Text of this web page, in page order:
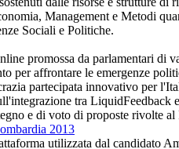
Management e Metodi
Sociali e Politiche.
promossa da parlamentari di
per affrontare le emergenze
partecipata innovativo per
tra LiquidFeedback
e di voto di proposte rivolte al
2013
utilizzata dal candidato